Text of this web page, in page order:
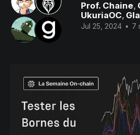
Prof. Chaine,
UkuriaOC,
Jul 25, 2024 • 7